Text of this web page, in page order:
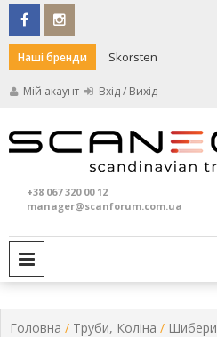
Skip
to
content
Наші бренди Skorsten
Мій акаунт Вхід / Вихід
+38 067 320 00 12
manager@scanforum.com.ua
Головна / Труби, Коліна / Шибери